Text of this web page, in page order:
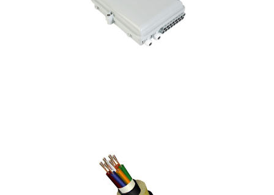
CAJA DE DISTRIBUCIÓN
Las cajas de distribución que están en la calle en el
punto más cercano al cliente. Estas tienen cupos
Desde la caja de distribución usando un cable de fibra
óptica regularmente de 1 hilo